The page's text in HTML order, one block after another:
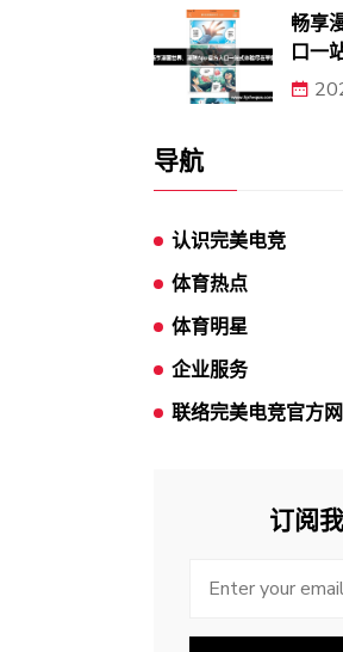
畅享
口一
导航
认识完美电竞
体育热点
体育明星
企业服务
联络完美电竞官方
订阅